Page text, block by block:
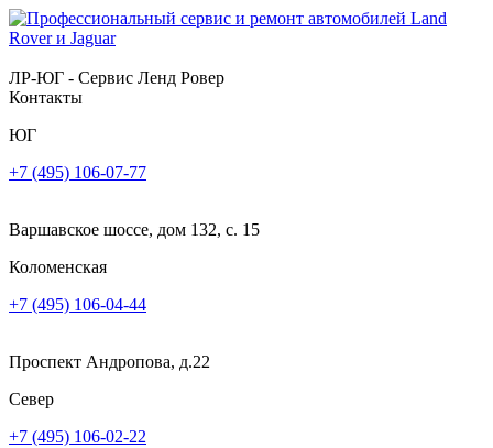
ЛР-ЮГ - Сервис Ленд Ровер
Контакты
ЮГ
+7 (495) 106-07-77
Варшавское шоссе, дом 132, с. 15
Коломенская
+7 (495) 106-04-44
Проспект Андропова, д.22
Север
+7 (495) 106-02-22